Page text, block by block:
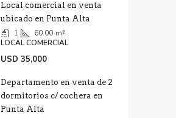
Local comercial en venta
ubicado en Punta Alta
1 60.00 m²
LOCAL COMERCIAL
USD 35,000
Departamento en venta de 2
dormitorios c/ cochera en
Punta Alta